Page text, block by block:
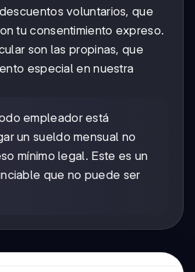
voluntarios, que
tu consentimiento expreso.
son las propinas, que
especial en nuestra
empleador está
un sueldo mensual no
mínimo legal. Este es un
que no puede ser